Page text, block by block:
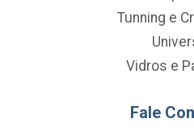
Tunning e
Vidros e
Fale